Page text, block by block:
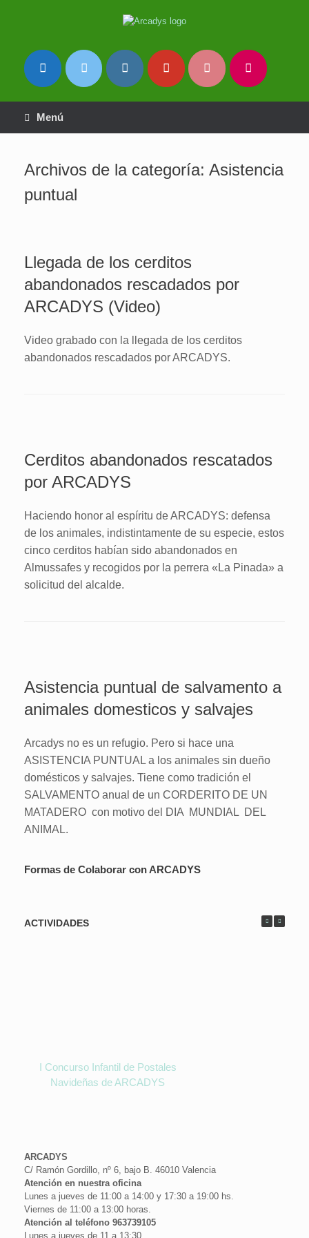
Menú
Archivos de la categoría: Asistencia
puntual
Llegada de los cerditos
abandonados rescadados por
ARCADYS (Video)
Video grabado con la llegada de los cerditos
abandonados rescadados por ARCADYS.
Cerditos abandonados rescatados
por ARCADYS
Haciendo honor al espíritu de ARCADYS: defensa
de los animales, indistintamente de su especie, estos
cinco cerditos habían sido abandonados en
Almussafes y recogidos por la perrera «La Pinada» a
solicitud del alcalde.
Asistencia puntual de salvamento a
animales domesticos y salvajes
Arcadys no es un refugio. Pero si hace una
ASISTENCIA PUNTUAL a los animales sin dueño
domésticos y salvajes. Tiene como tradición el
SALVAMENTO anual de un CORDERITO DE UN
MATADERO con motivo del DIA MUNDIAL DEL
ANIMAL.
Formas de Colaborar con ARCADYS
ACTIVIDADES
I Concurso Infantil de Postales
Navideñas de ARCADYS
ARCADYS
C/ Ramón Gordillo, nº 6, bajo B. 46010 Valencia
Atención en nuestra oficina
Lunes a jueves de 11:00 a 14:00 y 17:30 a 19:00 hs.
Viernes de 11:00 a 13:00 horas.
Atención al teléfono 963739105
Lunes a jueves de 11 a 13:30